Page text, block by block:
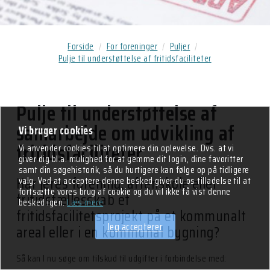
Forside For foreninger
Puljer
Pulje til understøttelse af fritidsfaciliteter
Pulje til understøttelse af
samarbejde om udvikling af
fritidsfaciliteter
Har jeres forening, aftenskole eller
fritidsfællesskab et
fritidsfacilitetsprojekt på et kommunalt
areal eller i en kommunal bygning?
Så kan I nu søge om tilskud til udgifter i forbindelse med:
Bank, Skat & Moms
GDPR
Regler for lån og leje
af lokaler
Bolig- &
Grundejerforeninger
mv.
Udendørsarealer
Kunstgræs
Guide - Adgang til
Vi bruger cookies
Vi anvender cookies til at optimere din oplevelse. Dvs. at vi
giver dig bl.a. mulighed for at gemme dit login, dine favoritter
samt din søgehistorik, så du hurtigere kan følge op på tidligere
valg. Ved at acceptere denne besked giver du os tilladelse til at
fortsætte vores brug af cookie og du vil ikke få vist denne
besked igen.Læs mere
Jeg accepterer